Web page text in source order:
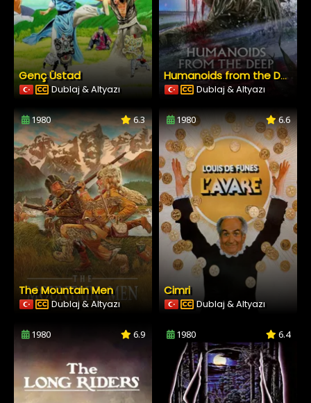
Genç Üstad
Dublaj & Altyazı
Humanoids from the Deep
Dublaj & Altyazı
1980 6.3
The Mountain Men
Dublaj & Altyazı
1980 6.6
Cimri
Dublaj & Altyazı
1980 6.9 1980 6.4